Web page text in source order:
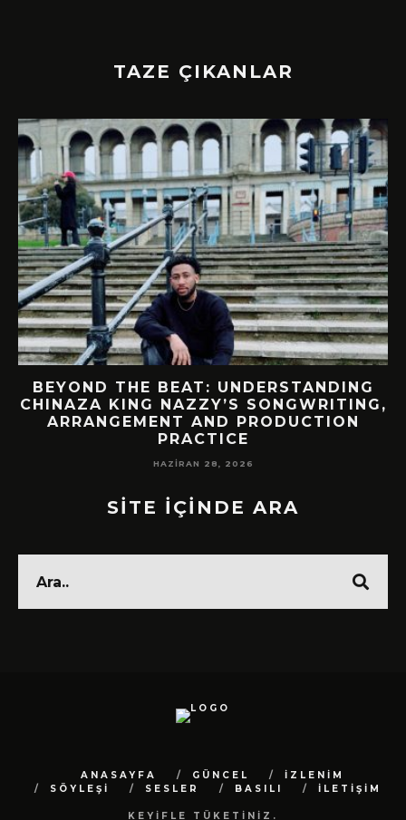
TAZE ÇIKANLAR
BEYOND THE BEAT: UNDERSTANDING
CHINAZA KING NAZZY’S SONGWRITING,
ARRANGEMENT AND PRODUCTION
PRACTICE
HAZIRAN 28, 2026
SİTE İÇİNDE ARA
ANASAYFA GÜNCEL
İZLENİM
SÖYLEŞİ
SESLER BASILI İLETİŞİM
KEYİFLE TÜKETİNİZ.